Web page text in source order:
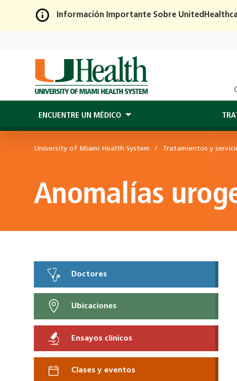
Skip
Main
Content
Información Importante Sobre
ENCUENTRE UN MÉDICO
University of Miami Health System Tratamientos y
Anomalías
Doctores
Ubicaciones
Ensayos clínicos
Clases y eventos